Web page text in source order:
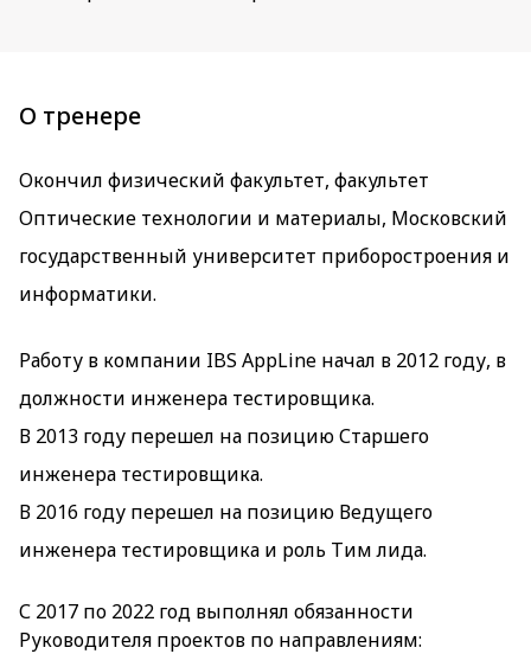
О тренере
Окончил физический факультет, факультет
Оптические технологии и материалы, Московский
государственный университет приборостроения и
информатики.
Работу в компании IBS AppLine начал в 2012 году, в
должности инженера тестировщика.
В 2013 году перешел на позицию Старшего
инженера тестировщика.
В 2016 году перешел на позицию Ведущего
инженера тестировщика и роль Тим лида.
С 2017 по 2022 год выполнял обязанности
Руководителя проектов по направлениям: